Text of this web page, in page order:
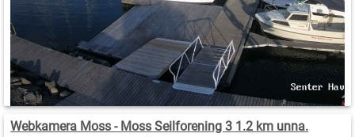
Webkamera Moss - Moss Seilforening 3 1.2 km unna.